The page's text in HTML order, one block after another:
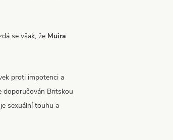
se však, že Muira
proti impotenci a
doporučován Britskou
sexuální touhu a